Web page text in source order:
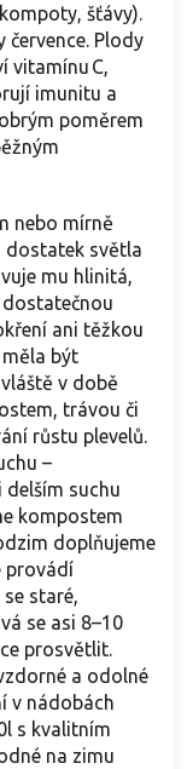
šťávy).
Plody
vitamínu C,
imunitu a
poměrem
nebo mírně
dostatek světla
mu hlinitá,
ani těžkou
být
v době
trávou či
růstu plevelů.
–
delším suchu
kompostem
doplňujeme
provádí
staré,
se asi 8–10
prosvětlit.
a odolné
v nádobách
s kvalitním
na zimu